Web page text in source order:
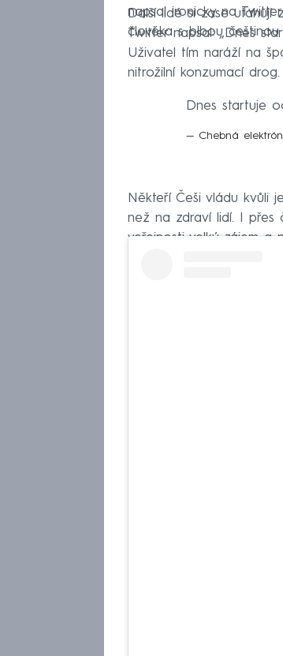
napsal ironicky na
člověka s blbou
Další lidé si zase utahují
Twitter napsal: „Dnes
Uživatel tím naráží na
nitrožilní konzumací drog.
Dnes startuje
— Chebná
Někteří Češi vládu kvůli
než na zdraví lidí. I přes
veřejnosti velký zájem a